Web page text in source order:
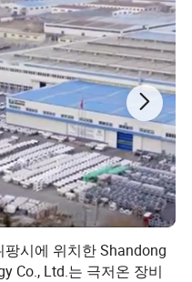
사용되는 질소, 산소, 아르곤,
포𝕨𝕘는 듀어를 공급𝕩니다.
태로 저장됩니다. Q: AUYAN
더(듀어) 사양이 있습니까? A:
)를 생산𝕩니다. 175L(순 용량
*), 210L(순 용량 193L,
450L(순 용량 414L, 173kg
무게는 극저온 액체의 밀도
차량 실린더의 이상적인 작동
압력은 0.8MPa ~ 1.2MPa이
로부터 3년입니다. 모든 구성
시에 위치한 Shandong
Co., Ltd.는 극저온 장비